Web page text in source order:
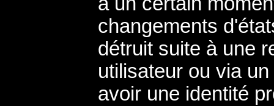
changements
détruit suite à une
utilisateur ou via
avoir une identité